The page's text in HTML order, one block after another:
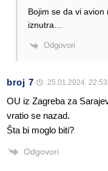
Bojim se da vi
iznutra…
Odgovori
broj 7 25.01.2024. 22:53
OU iz Zagreba za
vratio se nazad.
Šta bi moglo biti?
Odgovori